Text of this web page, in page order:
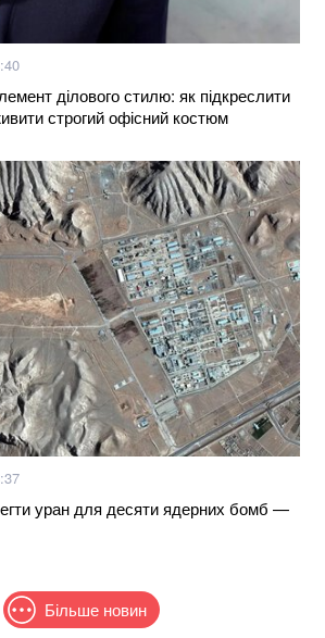
ділового стилю: як підкреслити
строгий офісний костюм
уран для десяти ядерних бомб —
Більше новин